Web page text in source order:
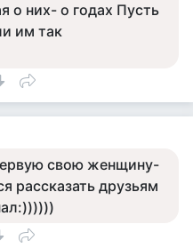
о них- о годах Пусть
им так
свою женщину-
рассказать друзьям